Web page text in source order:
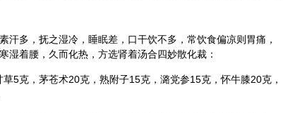
汗多，抚之湿冷，睡眠差，口干饮不多，常饮食偏凉则胃痛，
湿着腰，久而化热，方选肾着汤合四妙散化裁：
草5克，茅苍术20克，熟附子15克，潞党参15克，怀牛膝20克，